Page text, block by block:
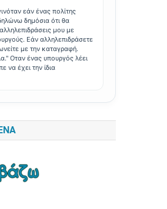
εάν ένας πολίτης
δημόσια ότι θα
μου με
Εάν αλληλεπιδράσετε
με την καταγραφή.
Οταν ένας υπουργός λέει
να έχει την ίδια